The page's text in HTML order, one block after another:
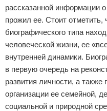
рассказанной информации
прожил ее. Стоит отметить,
биографического типа
человеческой жизни, ее
внутренней динамики.
в первую очередь на
развития личности, а также
организации ее семейной,
социальной и природной